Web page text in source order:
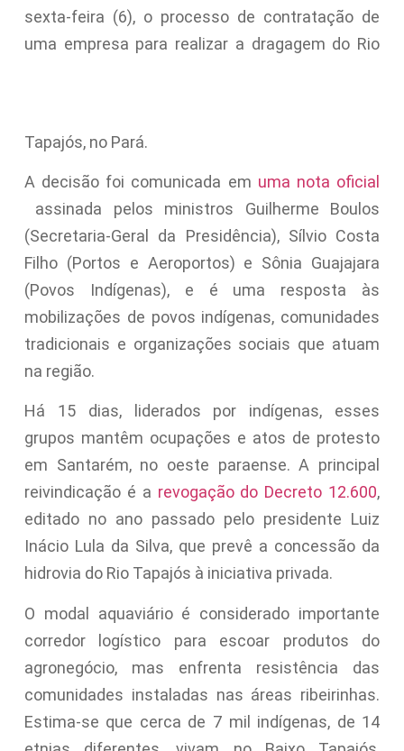
sexta-feira (6), o processo de contratação de
uma empresa para realizar a dragagem do Rio
Tapajós, no Pará.
A decisão foi comunicada em uma nota oficial
assinada pelos ministros Guilherme Boulos
(Secretaria-Geral da Presidência), Sílvio Costa
Filho (Portos e Aeroportos) e Sônia Guajajara
(Povos Indígenas), e é uma resposta às
mobilizações de povos indígenas, comunidades
tradicionais e organizações sociais que atuam
na região.
Há 15 dias, liderados por indígenas, esses
grupos mantêm ocupações e atos de protesto
em Santarém, no oeste paraense. A principal
reivindicação é a revogação do Decreto 12.600,
editado no ano passado pelo presidente Luiz
Inácio Lula da Silva, que prevê a concessão da
hidrovia do Rio Tapajós à iniciativa privada.
O modal aquaviário é considerado importante
corredor logístico para escoar produtos do
agronegócio, mas enfrenta resistência das
comunidades instaladas nas áreas ribeirinhas.
Estima-se que cerca de 7 mil indígenas, de 14